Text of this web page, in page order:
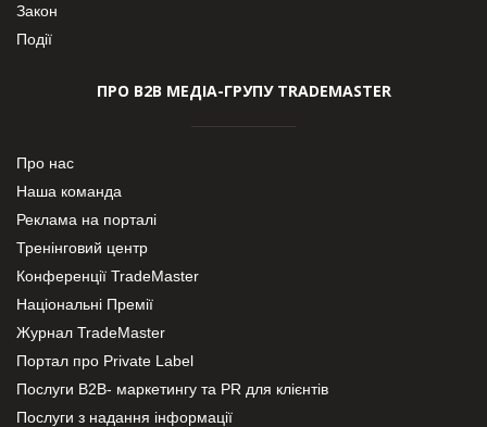
Закон
Події
ПРО В2В МЕДІА-ГРУПУ TRADEMASTER
Про нас
Наша команда
Реклама на порталі
Тренінговий центр
Конференції TradeMaster
Національні Премії
Журнал TradeMaster
Портал про Private Label
Послуги В2В- маркетингу та PR для клієнтів
Послуги з надання інформації